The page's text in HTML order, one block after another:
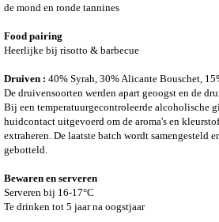
de mond en ronde tannines
Food pairing
Heerlijke bij risotto & barbecue
Druiven : 40% Syrah, 30% Alicante Bouschet,
De druivensoorten werden apart geoogst en de
Bij een temperatuurgecontroleerde alcoholische
huidcontact uitgevoerd om de aroma's en
extraheren. De laatste batch wordt samengesteld
gebotteld.
Bewaren en serveren
Serveren bij 16-17°C
Te drinken tot 5 jaar na oogstjaar